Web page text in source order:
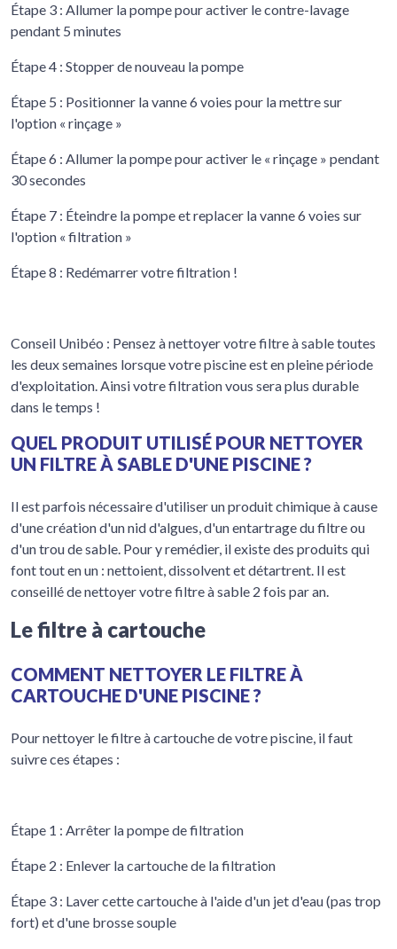
Étape 3 : Allumer la pompe pour activer le contre-lavage
pendant 5 minutes
Étape 4 : Stopper de nouveau la pompe
Étape 5 : Positionner la vanne 6 voies pour la mettre sur
l'option « rinçage »
Étape 6 : Allumer la pompe pour activer le « rinçage » pendant
30 secondes
Étape 7 : Éteindre la pompe et replacer la vanne 6 voies sur
l'option « filtration »
Étape 8 : Redémarrer votre filtration !
Conseil Unibéo : Pensez à nettoyer votre filtre à sable toutes
les deux semaines lorsque votre piscine est en pleine période
d'exploitation. Ainsi votre filtration vous sera plus durable
dans le temps !
QUEL PRODUIT UTILISÉ POUR NETTOYER
UN FILTRE À SABLE D'UNE PISCINE ?
Il est parfois nécessaire d'utiliser un produit chimique à cause
d'une création d'un nid d'algues, d'un entartrage du filtre ou
d'un trou de sable. Pour y remédier, il existe des produits qui
font tout en un : nettoient, dissolvent et détartrent. Il est
conseillé de nettoyer votre filtre à sable 2 fois par an.
Le filtre à cartouche
COMMENT NETTOYER LE FILTRE À
CARTOUCHE D'UNE PISCINE ?
Pour nettoyer le filtre à cartouche de votre piscine, il faut
suivre ces étapes :
Étape 1 : Arrêter la pompe de filtration
Étape 2 : Enlever la cartouche de la filtration
Étape 3 : Laver cette cartouche à l'aide d'un jet d'eau (pas trop
fort) et d'une brosse souple